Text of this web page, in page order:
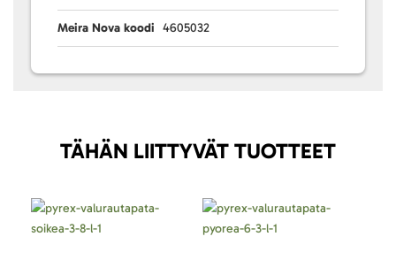
Meira Nova koodi 4605032
TÄHÄN LIITTYVÄT TUOTTEET